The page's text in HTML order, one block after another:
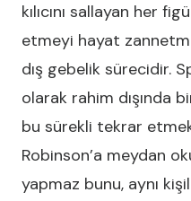
kılıcını sallayan her
etmeyi hayat
dış gebelik sürecidir.
olarak rahim dışında
bu sürekli tekrar
Robinson’a meydan
yapmaz bunu, aynı